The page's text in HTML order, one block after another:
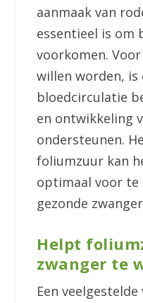
aanmaak van
essentieel is om
voorkomen.
willen worden, is
bloedcirculatie
en ontwikkeling
ondersteunen.
foliumzuur kan
optimaal voor te
gezonde
Helpt
zwanger te
Een